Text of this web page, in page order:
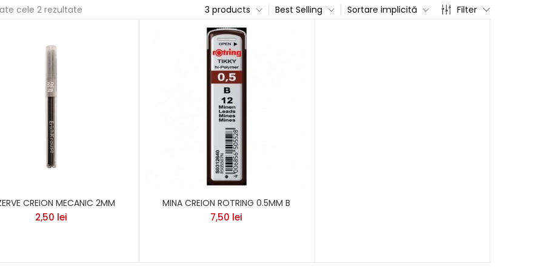
cele 2 rezultate Filter
Sortare implicită
Best Selling
3 products
CREION MECANIC 2MM
2,50 lei
MINA CREION ROTRING 0.5MM B
7,50 lei